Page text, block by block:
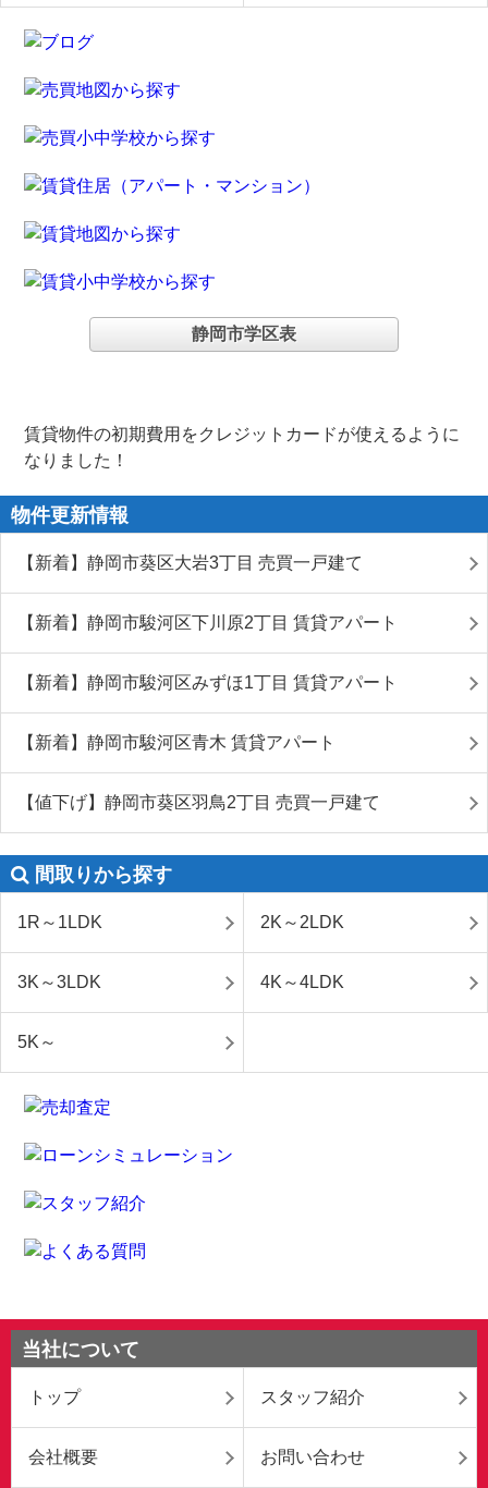
静岡市学区表
賃貸物件の初期費用をクレジットカードが使えるように
なりました！
物件更新情報
【新着】静岡市葵区大岩3丁目 売買一戸建て
【新着】静岡市駿河区下川原2丁目 賃貸アパート
【新着】静岡市駿河区みずほ1丁目 賃貸アパート
【新着】静岡市駿河区青木 賃貸アパート
【値下げ】静岡市葵区羽鳥2丁目 売買一戸建て
間取りから探す
1R～1LDK 2K～2LDK
3K～3LDK 4K～4LDK
5K～
当社について
トップ スタッフ紹介
会社概要 お問い合わせ